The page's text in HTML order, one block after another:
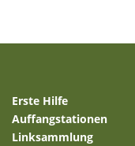
Erste Hilfe
Auffangstationen
Linksammlung